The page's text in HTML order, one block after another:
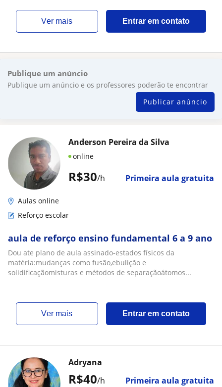
ver mais Entrar em contato
Publique um anúncio
Publique um anúncio e os professores poderão te encontrar
Publicar anúncio
R$30/h Primeira aula gratuita
Anderson Pereira da Silva
online
Aulas online
Reforço escolar
aula de reforço ensino fundamental 6 a 9 ano
Dou ate plano de aula assinado-estados físicos da
matéria:mudanças como fusão,ebulição e
solidificaçãomisturas e métodos de separaçãoátomos...
ver mais Entrar em contato
R$40/h Primeira aula gratuita
Adryana